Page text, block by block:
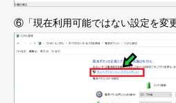
⑥「現在利用可能ではない設定を変